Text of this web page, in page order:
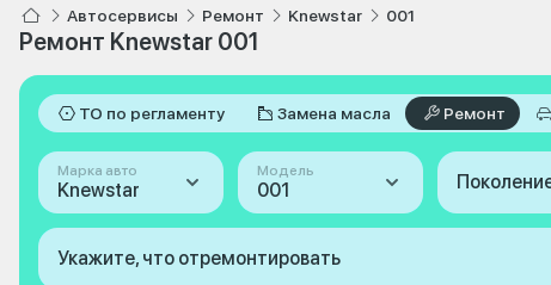
Автосервисы Ремонт Knewstar 001
Ремонт Knewstar 001
ТО по регламенту Замена масла Ремонт
Марка авто
Knewstar
Модель
001
Укажите, что отремонтировать